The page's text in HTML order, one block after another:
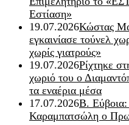
Εστίαση»
19.07.2026Κώστας
εγκαινίασε τούνελ
χωρίς γιατρούς»
19.07.2026Ρίχτηκε
χωριό του ο
τα εναέρια μέσα
17.07.2026Β. Εύβοια:
Καραμπατσώλη ο